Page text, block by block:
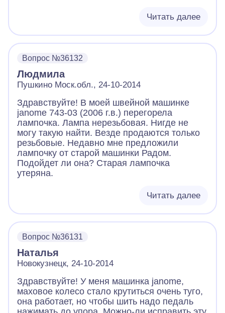
Читать далее
Вопрос №36132
Людмила
Пушкино Моск.обл., 24-10-2014
Здравствуйте! В моей швейной машинке
janome 743-03 (2006 г.в.) перегорела
лампочка. Лампа нерезьбовая. Нигде не
могу такую найти. Везде продаются только
резьбовые. Недавно мне предложили
лампочку от старой машинки Радом.
Подойдет ли она? Старая лампочка
утеряна.
Читать далее
Вопрос №36131
Наталья
Новокузнецк, 24-10-2014
Здравствуйте! У меня машинка janome,
маховое колесо стало крутиться очень туго,
она работает, но чтобы шить надо педаль